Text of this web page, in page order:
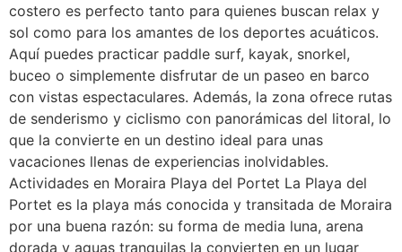
costero es perfecto tanto para quienes buscan relax y
sol como para los amantes de los deportes acuáticos.
Aquí puedes practicar paddle surf, kayak, snorkel,
buceo o simplemente disfrutar de un paseo en barco
con vistas espectaculares. Además, la zona ofrece rutas
de senderismo y ciclismo con panorámicas del litoral, lo
que la convierte en un destino ideal para unas
vacaciones llenas de experiencias inolvidables.
Actividades en Moraira Playa del Portet La Playa del
Portet es la playa más conocida y transitada de Moraira
por una buena razón: su forma de media luna, arena
dorada y aguas tranquilas la convierten en un lugar